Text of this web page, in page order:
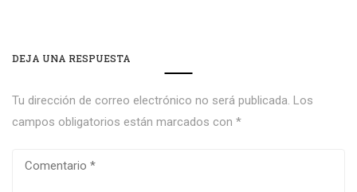
DEJA UNA RESPUESTA
Tu dirección de correo electrónico no será publicada. Los
campos obligatorios están marcados con *